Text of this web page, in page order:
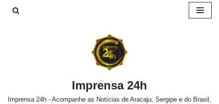
Imprensa 24h
Imprensa 24h - Acompanhe as Notícias de Aracaju, Sergipe e do Brasil,